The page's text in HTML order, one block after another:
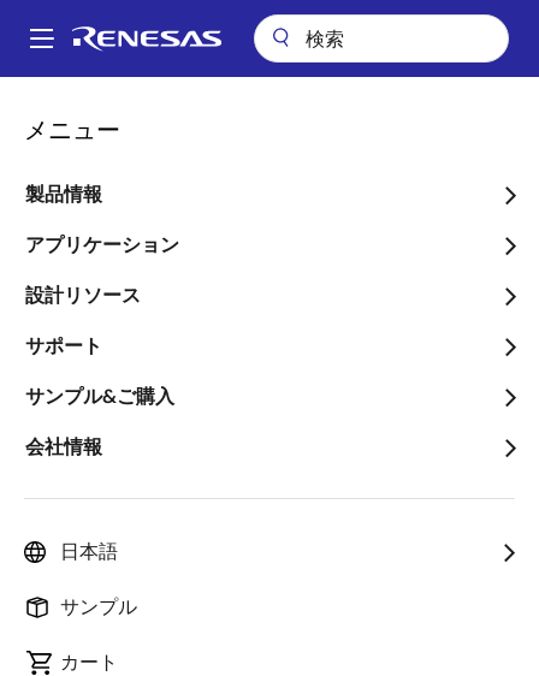
ン
Main
メニュー
製品情報
アプリケーション
設計リソース
サポート
サンプル&ご購入
会社情報
日本語
サンプル
カート
パ
ン
く
ず
全速度域センサレスモータソリューション
全速度域センサレスモータ
ソリューション